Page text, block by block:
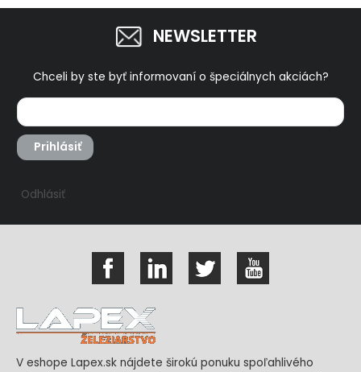
NEWSLETTER
Chceli by ste byť informovaní o špeciálnych akciách?
Prihlásiť
Odhlásiť
V eshope Lapex.sk nájdete širokú ponuku spoľahlivého